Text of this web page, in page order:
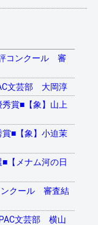
コンクール 審
文芸部 大岡淳
賞■【象】山上
■【象】小迫茉
【メナム河の日
ンクール 審査結
文芸部 横山